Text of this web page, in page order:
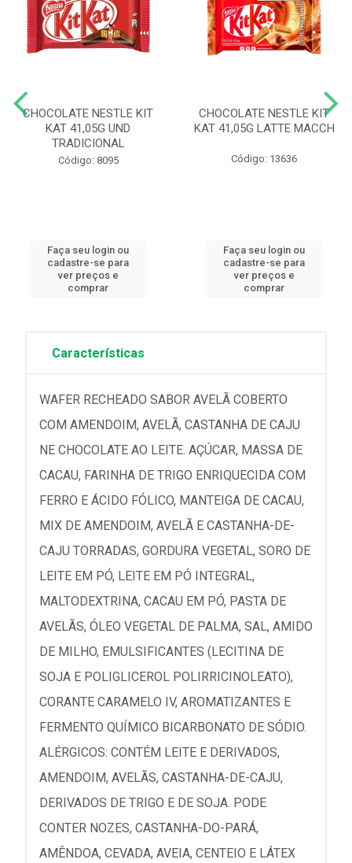
CHOCOLATE NESTLE KIT
KAT 41,05G UND
TRADICIONAL
Código: 8095
Faça seu login ou
cadastre-se para
ver preços e
comprar
CHOCOLATE NESTLE KIT
KAT 41,05G LATTE MACCH
Código: 13636
Faça seu login ou
cadastre-se para
ver preços e
comprar
Características
WAFER RECHEADO SABOR AVELÃ COBERTO
COM AMENDOIM, AVELÃ, CASTANHA DE CAJU
NE CHOCOLATE AO LEITE. AÇÚCAR, MASSA DE
CACAU, FARINHA DE TRIGO ENRIQUECIDA COM
FERRO E ÁCIDO FÓLICO, MANTEIGA DE CACAU,
MIX DE AMENDOIM, AVELÃ E CASTANHA-DE-
CAJU TORRADAS, GORDURA VEGETAL, SORO DE
LEITE EM PÓ, LEITE EM PÓ INTEGRAL,
MALTODEXTRINA, CACAU EM PÓ, PASTA DE
AVELÃS, ÓLEO VEGETAL DE PALMA, SAL, AMIDO
DE MILHO, EMULSIFICANTES (LECITINA DE
SOJA E POLIGLICEROL POLIRRICINOLEATO),
CORANTE CARAMELO IV, AROMATIZANTES E
FERMENTO QUÍMICO BICARBONATO DE SÓDIO.
ALÉRGICOS: CONTÉM LEITE E DERIVADOS,
AMENDOIM, AVELÃS, CASTANHA-DE-CAJU,
DERIVADOS DE TRIGO E DE SOJA. PODE
CONTER NOZES, CASTANHA-DO-PARÁ,
AMÊNDOA, CEVADA, AVEIA, CENTEIO E LÁTEX